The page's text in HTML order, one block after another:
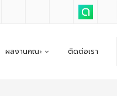
ผลงานคณะ ติดต่อเรา